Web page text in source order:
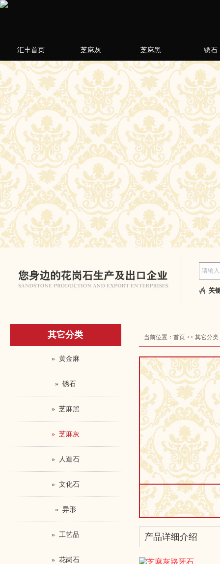
汇丰首页 芝麻灰 芝麻黑 锈石
关
其它分类
» 黄金麻
» 锈石
» 芝麻黑
» 芝麻灰
» 人造石
» 文化石
» 异形
» 工艺品
» 花岗石
当前位置： 首页 >> 其它分类
产品详细介绍